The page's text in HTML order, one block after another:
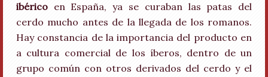
ibéricoen España, ya se curaban las patas del
cerdo mucho antes de la llegada de los romanos.
Hay constancia de la importancia del producto en
a cultura comercial de los íberos, dentro de un
grupo común con otros derivados del cerdo y el